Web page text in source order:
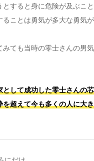
とすると身に危険が及ぶこ
ことは勇気が多大な勇気が
みても当時の零士さんの男
として成功した零士さんの
を超えて今も多くの人に大